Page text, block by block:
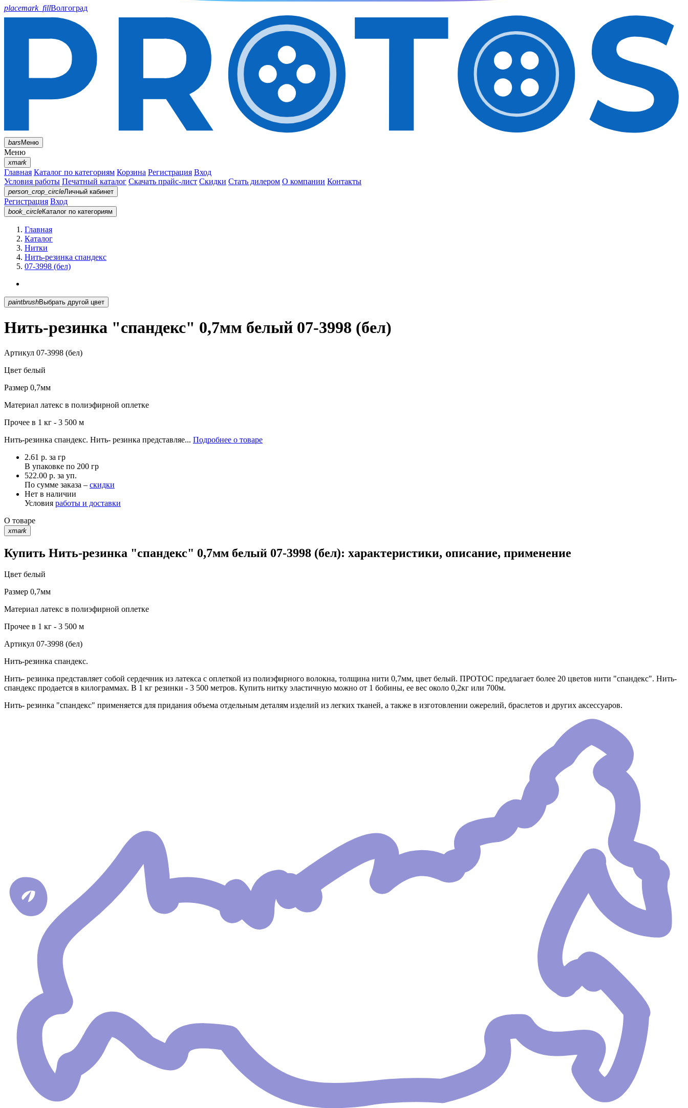
placemark_fillВолгоград
barsМеню
Меню
xmark
Главная Каталог по категориям Корзина Регистрация Вход
Условия работы Печатный каталог Скачать прайс-лист Скидки Стать дилером О компании Контакты
person_crop_circleЛичный кабинет
Регистрация Вход
book_circleКаталог по категориям
Главная
Каталог
Нитки
Нить-резинка спандекс
07-3998 (бел)
paintbrush Выбрать другой цвет
Нить-резинка "спандекс" 0,7мм белый 07-3998 (бел)
Артикул 07-3998 (бел)
Цвет белый
Размер 0,7мм
Материал латекс в полиэфирной оплетке
Прочее в 1 кг - 3 500 м
Нить-резинка спандекс. Нить- резинка представляе... Подробнее о товаре
2.61 р. за гр
В упаковке по 200 гр
522.00 р. за уп.
По сумме заказа – скидки
Нет в наличии
Условия работы и доставки
О товаре
xmark
Купить Нить-резинка "спандекс" 0,7мм белый 07-3998 (бел): характеристики, описание, применение
Цвет белый
Размер 0,7мм
Материал латекс в полиэфирной оплетке
Прочее в 1 кг - 3 500 м
Артикул 07-3998 (бел)
Нить-резинка спандекс.
Нить- резинка представляет собой сердечник из латекса с оплеткой из полиэфирного волокна, толщина нити 0,7мм, цвет белый. ПРОТОС предлагает более 20 цветов нити "спандекс". Нить-
спандекс продается в килограммах. В 1 кг резинки - 3 500 метров. Купить нитку эластичную можно от 1 бобины, ее вес около 0,2кг или 700м.
Нить- резинка "спандекс" применяется для придания объема отдельным деталям изделий из легких тканей, а также в изготовлении ожерелий, браслетов и других аксессуаров.